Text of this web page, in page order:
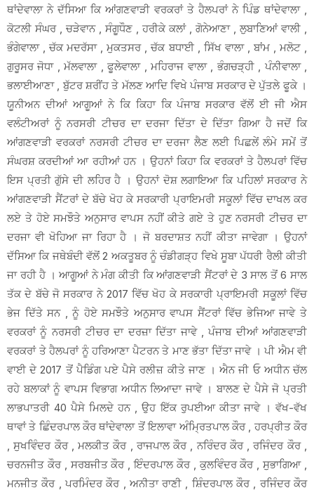
ਥਾਂਦੇਵਾਲਾ ਨੇ ਦੱਸਿਆ ਕਿ ਆਂਗਣਵਾੜੀ ਵਰਕਰਾਂ ਤੇ ਹੈਲਪਰਾਂ ਨੇ ਪਿੰਡ ਥਾਂਦੇਵਾਲਾ ,
ਕੋਟਲੀ ਸੰਘਰ , ਚੜੇਵਾਨ , ਸੰਗੂਧੌਣ , ਹਰੀਕੇ ਕਲਾਂ , ਗੋਨੇਆਣਾ , ਲੁਬਾਣਿਆਂ ਵਾਲੀ ,
ਭੰਗੇਵਾਲਾ , ਚੱਕ ਮਦਰੱਸਾ , ਮੁਕਤਸਰ , ਚੱਕ ਬਧਾਈ , ਸਿੱਖ ਵਾਲਾ , ਬਾਂਮ , ਮਲੋਟ ,
ਗੁਰੂਸਰ ਜੋਧਾ , ਮੱਲਵਾਲਾ , ਫੂਲੇਵਾਲਾ , ਮਹਿਰਾਜ ਵਾਲਾ , ਭੰਗਚੜ੍ਹੀ , ਪੰਨੀਵਾਲਾ ,
ਭਲਾਈਆਣਾ , ਬੁੱਟਰ ਸ਼ਰੀਂਹ ਤੇ ਮੱਲਣ ਆਦਿ ਵਿਖੇ ਪੰਜਾਬ ਸਰਕਾਰ ਦੇ ਪੁੱਤਲੇ ਫੂਕੇ ।
ਯੂਨੀਅਨ ਦੀਆਂ ਆਗੂਆਂ ਨੇ ਕਿ ਕਿਹਾ ਕਿ ਪੰਜਾਬ ਸਰਕਾਰ ਵੱਲੋਂ ਈ ਜੀ ਐਸ
ਵਲੰਟੀਅਰਾਂ ਨੂੰ ਨਰਸਰੀ ਟੀਚਰ ਦਾ ਦਰਜਾ ਦਿੱਤਾ ਦੇ ਦਿੱਤਾ ਗਿਆ ਹੈ ਜਦੋਂ ਕਿ
ਆਂਗਣਵਾੜੀ ਵਰਕਰਾਂ ਨਰਸਰੀ ਟੀਚਰ ਦਾ ਦਰਜਾ ਲੈਣ ਲਈ ਪਿਛਲੇਂ ਲੰਮੇ ਸਮੇਂ ਤੋਂ
ਸੰਘਰਸ਼ ਕਰਦੀਆਂ ਆ ਰਹੀਆਂ ਹਨ । ਉਹਨਾਂ ਕਿਹਾ ਕਿ ਵਰਕਰਾਂ ਤੇ ਹੈਲਪਰਾਂ ਵਿੱਚ
ਇਸ ਪ੍ਰਤੀ ਗੁੱਸੇ ਦੀ ਲਹਿਰ ਹੈ । ਉਹਨਾਂ ਦੋਸ਼ ਲਗਾਇਆ ਕਿ ਪਹਿਲਾਂ ਸਰਕਾਰ ਨੇ
ਆਂਗਣਵਾੜੀ ਸੈਂਟਰਾਂ ਦੇ ਬੱਚੇ ਖੋਹ ਕੇ ਸਰਕਾਰੀ ਪ੍ਰਾਇਮਰੀ ਸਕੂਲਾਂ ਵਿੱਚ ਦਾਖਲ ਕਰ
ਲਏ ਤੇ ਹੋਏ ਸਮਝੌਤੇ ਅਨੁਸਾਰ ਵਾਪਸ ਨਹੀਂ ਕੀਤੇ ਗਏ ਤੇ ਹੁਣ ਨਰਸਰੀ ਟੀਚਰ ਦਾ
ਦਰਜਾ ਵੀ ਖੋਹਿਆ ਜਾ ਰਿਹਾ ਹੈ । ਜੋ ਬਰਦਾਸ਼ਤ ਨਹੀਂ ਕੀਤਾ ਜਾਵੇਗਾ । ਉਹਨਾਂ
ਦੱਸਿਆ ਕਿ ਜਥੇਬੰਦੀ ਵੱਲੋਂ 2 ਅਕਤੂਬਰ ਨੂੰ ਚੰਡੀਗੜ੍ਹ ਵਿਖੇ ਸੂਬਾ ਪੱਧਰੀ ਰੈਲੀ ਕੀਤੀ
ਜਾ ਰਹੀ ਹੈ । ਆਗੂਆਂ ਨੇ ਮੰਗ ਕੀਤੀ ਕਿ ਆਂਗਣਵਾੜੀ ਸੈਂਟਰਾਂ ਦੇ 3 ਸਾਲ ਤੋਂ 6 ਸਾਲ
ਤੱਕ ਦੇ ਬੱਚੇ ਜੋ ਸਰਕਾਰ ਨੇ 2017 ਵਿੱਚ ਖੋਹ ਕੇ ਸਰਕਾਰੀ ਪ੍ਰਾਇਮਰੀ ਸਕੂਲਾਂ ਵਿੱਚ
ਭੇਜ ਦਿੱਤੇ ਸਨ , ਨੂੰ ਹੋਏ ਸਮਝੌਤੇ ਅਨੁਸਾਰ ਵਾਪਸ ਸੈਂਟਰਾਂ ਵਿੱਚ ਭੇਜਿਆ ਜਾਵੇ ਤੇ
ਵਰਕਰਾਂ ਨੂੰ ਨਰਸਰੀ ਟੀਚਰ ਦਾ ਦਰਜ਼ਾ ਦਿੱਤਾ ਜਾਵੇ , ਪੰਜਾਬ ਦੀਆਂ ਆਂਗਣਵਾੜੀ
ਵਰਕਰਾਂ ਤੇ ਹੈਲਪਰਾਂ ਨੂੰ ਹਰਿਆਣਾ ਪੈਟਰਨ ਤੇ ਮਾਣ ਭੱਤਾ ਦਿੱਤਾ ਜਾਵੇ । ਪੀ ਐਮ ਵੀ
ਵਾਈ ਦੇ 2017 ਤੋਂ ਪੈਡਿੰਗ ਪਏ ਪੈਸੇ ਰਲੀਜ਼ ਕੀਤੇ ਜਾਣ । ਐਨ ਜੀ ਓ ਅਧੀਨ ਚੱਲ
ਰਹੇ ਬਲਾਕਾਂ ਨੂੰ ਵਾਪਸ ਵਿਭਾਗ ਅਧੀਨ ਲਿਆਦਾ ਜਾਵੇ । ਬਾਲਣ ਦੇ ਪੈਸੇ ਜੋ ਪ੍ਰਤੀ
ਲਾਭਪਾਤਰੀ 40 ਪੈਸੇ ਮਿਲਦੇ ਹਨ , ਉਹ ਇੱਕ ਰੁਪਈਆ ਕੀਤਾ ਜਾਵੇ । ਵੱਖ-ਵੱਖ
ਥਾਵਾਂ ਤੇ ਛਿੰਦਰਪਾਲ ਕੌਰ ਥਾਂਦੇਵਾਲਾ ਤੋਂ ਇਲਾਵਾ ਅੰਮ੍ਰਿਤਪਾਲ ਕੌਰ , ਹਰਪ੍ਰੀਤ ਕੌਰ
, ਸੁਖਵਿੰਦਰ ਕੌਰ , ਮਲਕੀਤ ਕੌਰ , ਰਾਜਪਾਲ ਕੌਰ , ਨਰਿੰਦਰ ਕੌਰ , ਰਜਿੰਦਰ ਕੌਰ ,
ਚਰਨਜੀਤ ਕੌਰ , ਸਰਬਜੀਤ ਕੌਰ , ਇੰਦਰਪਾਲ ਕੌਰ , ਕੁਲਵਿੰਦਰ ਕੌਰ , ਸੁਭਾਗਿਆ ,
ਮਨਜੀਤ ਕੌਰ , ਪਰਮਿੰਦਰ ਕੌਰ , ਅਨੀਤਾ ਰਾਣੀ , ਸ਼ਿੰਦਰਪਾਲ ਕੌਰ , ਰਜਿੰਦਰ ਕੌਰ